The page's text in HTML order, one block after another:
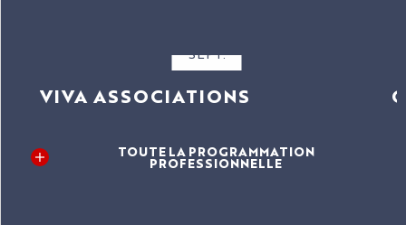
SEPT.
VIVA ASSOCIATIONS
TOUTE LA PROGRAMMATION
PROFESSIONNELLE